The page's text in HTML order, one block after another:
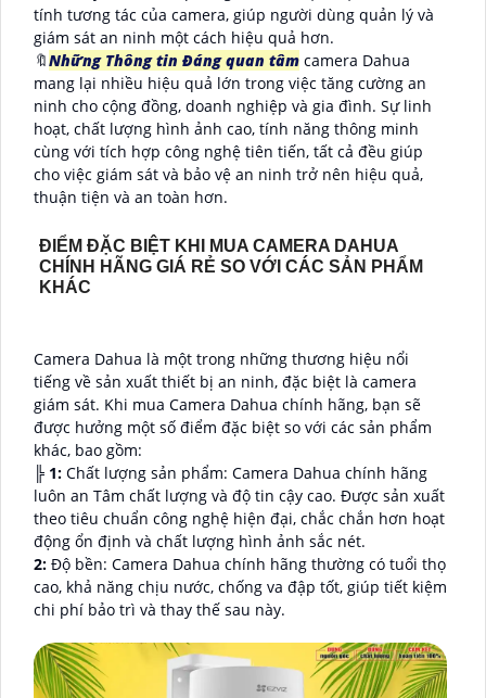
tính tương tác của camera, giúp người dùng quản lý và
giám sát an ninh một cách hiệu quả hơn.
🔖Những Thông tin Đáng quan tâm camera Dahua
mang lại nhiều hiệu quả lớn trong việc tăng cường an
ninh cho cộng đồng, doanh nghiệp và gia đình. Sự linh
hoạt, chất lượng hình ảnh cao, tính năng thông minh
cùng với tích hợp công nghệ tiên tiến, tất cả đều giúp
cho việc giám sát và bảo vệ an ninh trở nên hiệu quả,
thuận tiện và an toàn hơn.
ĐIỂM ĐẶC BIỆT KHI MUA CAMERA DAHUA
CHÍNH HÃNG GIÁ RẺ SO VỚI CÁC SẢN PHẨM
KHÁC
Camera Dahua là một trong những thương hiệu nổi
tiếng về sản xuất thiết bị an ninh, đặc biệt là camera
giám sát. Khi mua Camera Dahua chính hãng, bạn sẽ
được hưởng một số điểm đặc biệt so với các sản phẩm
khác, bao gồm:
╠ 1: Chất lượng sản phẩm: Camera Dahua chính hãng
luôn an Tâm chất lượng và độ tin cậy cao. Được sản xuất
theo tiêu chuẩn công nghệ hiện đại, chắc chắn hơn hoạt
động ổn định và chất lượng hình ảnh sắc nét.
2: Độ bền: Camera Dahua chính hãng thường có tuổi thọ
cao, khả năng chịu nước, chống va đập tốt, giúp tiết kiệm
chi phí bảo trì và thay thế sau này.